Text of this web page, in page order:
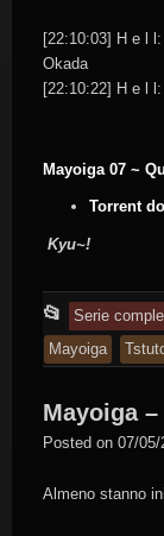
[22:10:03] H e l
Okada
[22:10:22] H e l
Mayoiga 07 ~
Torrent
Kyu~!
📂 This
entry
was
posted
in
Serie
Mayoiga
Mayoiga
Posted on 07/05/
Almeno stanno